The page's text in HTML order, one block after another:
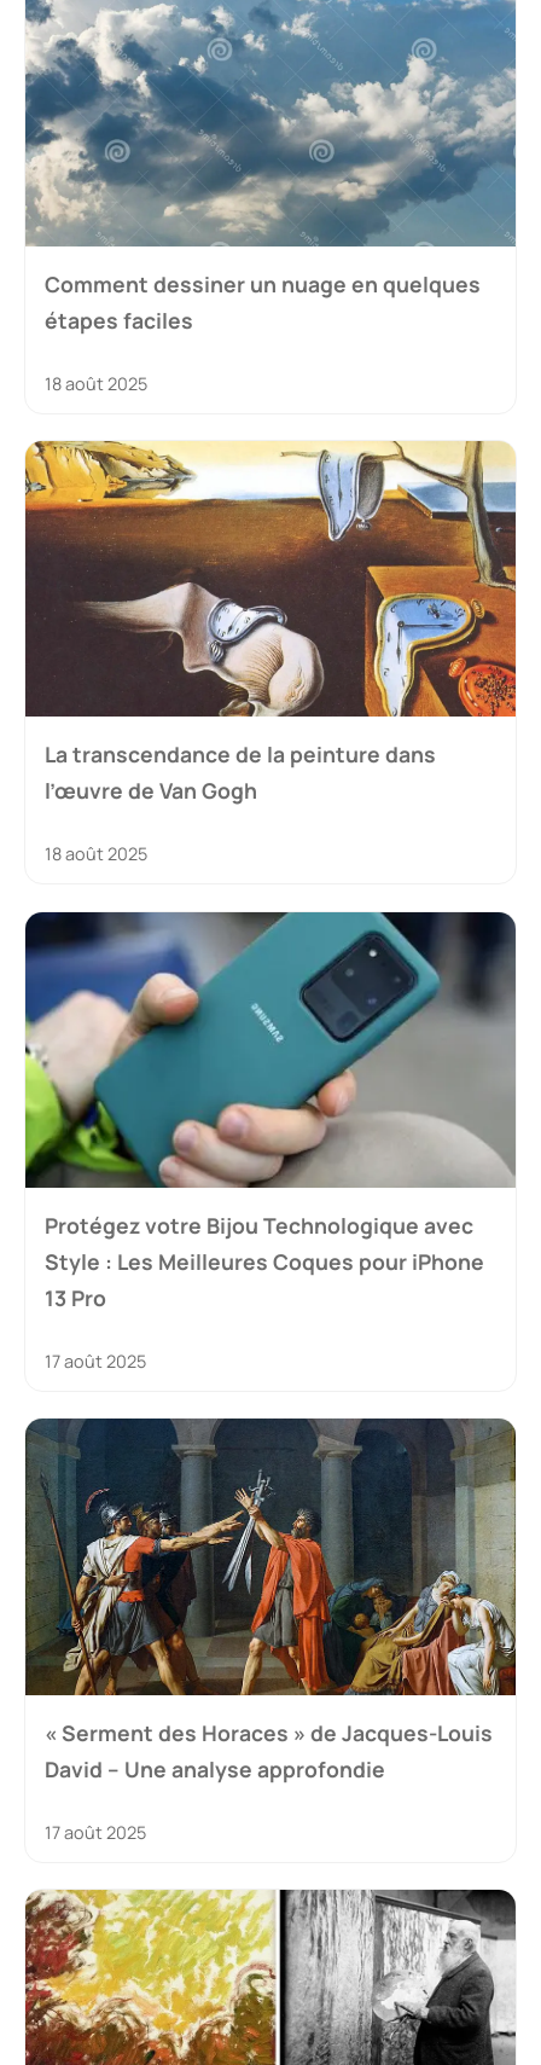
Comment dessiner un nuage en quelques
étapes faciles
18 août 2025
La transcendance de la peinture dans
l’œuvre de Van Gogh
18 août 2025
Protégez votre Bijou Technologique avec
Style : Les Meilleures Coques pour iPhone
13 Pro
17 août 2025
« Serment des Horaces » de Jacques-Louis
David – Une analyse approfondie
17 août 2025